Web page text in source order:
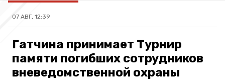
07 АВГ, 12:39
Гатчина принимает Турнир
памяти погибших сотрудников
вневедомственной охраны